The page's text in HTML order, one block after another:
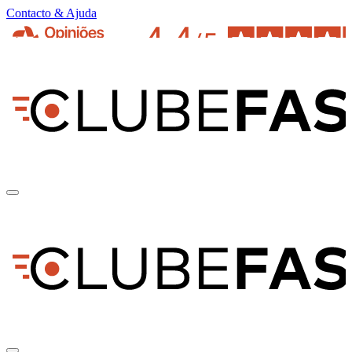
Contacto & Ajuda